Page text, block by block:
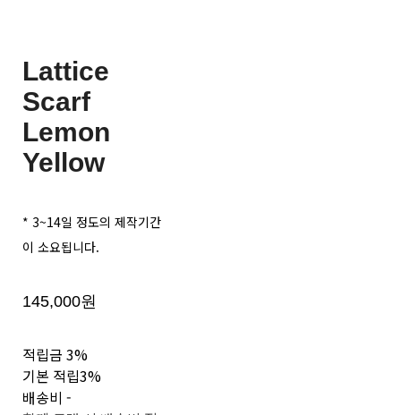
Lattice
Scarf
Lemon
Yellow
* 3~14일 정도의 제작기간
이 소요됩니다.
145,000원
적립금 3%
기본 적립3%
배송비-